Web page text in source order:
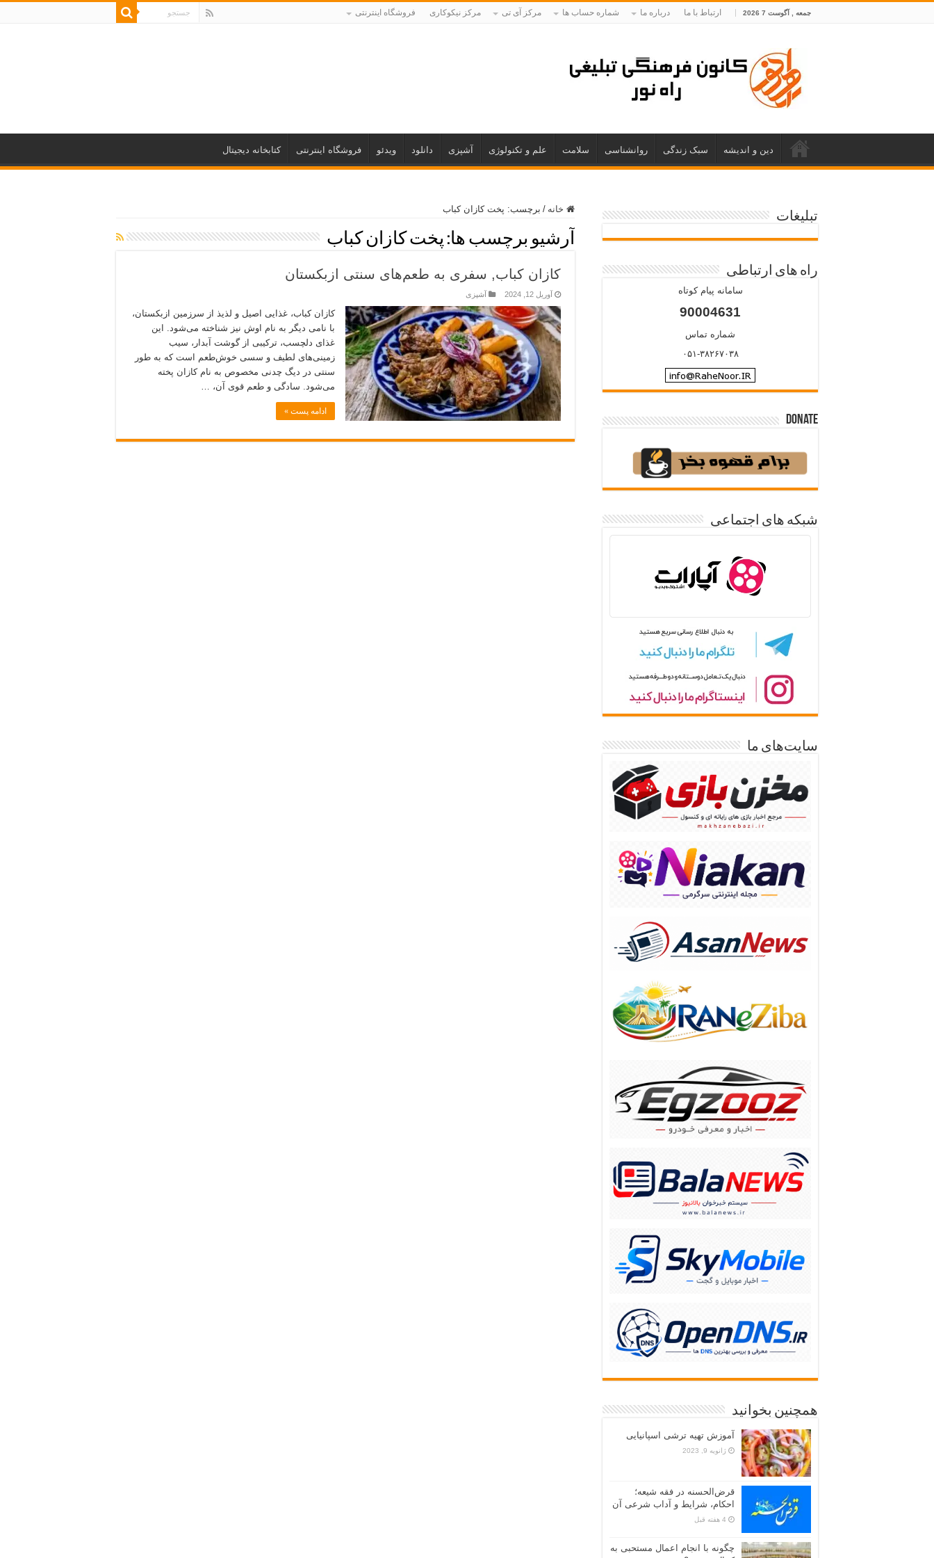
جمعه , آگوست 7 2026 ارتباط با ما درباره ما شماره حساب ها مرکز آی تی مرکز نیکوکاری فروشگاه اینترنتی
دین و اندیشه سبک زندگی روانشناسی سلامت علم و تکنولوژی آشپزی دانلود ویدئو فروشگاه اینترنتی کتابخانه دیجیتال
خانه / برچسب: پخت کازان کباب
آرشیو برچسب ها: پخت کازان کباب
کازان کباب, سفری به طعم‌های سنتی ازبکستان
آوریل 12, 2024 آشپزی
کازان کباب، غذایی اصیل و لذیذ از سرزمین ازبکستان،
با نامی دیگر به نام اوش نیز شناخته می‌شود. این
غذای دلچسب، ترکیبی از گوشت آبدار، سیب
زمینی‌های لطیف و سسی خوش‌طعم است که به طور
سنتی در دیگ چدنی مخصوص به نام کازان پخته
می‌شود. سادگی و طعم قوی آن، …
ادامه پست »
تبلیغات
راه های ارتباطی
سامانه پیام کوتاه
90004631
شماره تماس
۰۵۱-۳۸۲۶۷۰۳۸
Donate
شبکه های اجتماعی
سایت‌های ما
همچنین بخوانید
آموزش تهیه ترشی اسپانیایی
ژانویه 9, 2023
قرض‌الحسنه در فقه شیعه؛
احکام، شرایط و آداب شرعی آن
4 هفته قبل
چگونه با انجام اعمال مستحبی به